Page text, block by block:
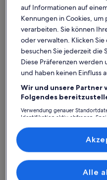
Was spricht
Immer in
Du hast all deine
griffbereit,
auf Informationen auf
Kennungen in Cookies,
verarbeiten. Sie können
oder verwalten. Klicken
besuchen Sie jederzeit die
Diese Präferenzen werden
und haben keinen Einfluss
Wir und unsere Partner
Folgendes
Verwendung genauer
Identifikation aktiv abfragen.
Inhalte, Messung von
Zielgruppenforschung sowie
Liste der Partner
Alle